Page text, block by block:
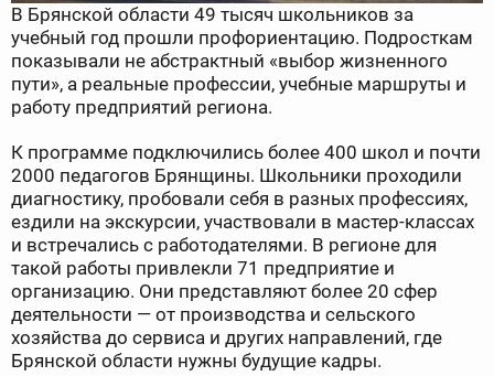
В Брянской области 49 тысяч школьников за
учебный год прошли профориентацию. Подросткам
показывали не абстрактный «выбор жизненного
пути», а реальные профессии, учебные маршруты и
работу предприятий региона.
К программе подключились более 400 школ и почти
2000 педагогов Брянщины. Школьники проходили
диагностику, пробовали себя в разных профессиях,
ездили на экскурсии, участвовали в мастер-классах
и встречались с работодателями. В регионе для
такой работы привлекли 71 предприятие и
организацию. Они представляют более 20 сфер
деятельности — от производства и сельского
хозяйства до сервиса и других направлений, где
Брянской области нужны будущие кадры.